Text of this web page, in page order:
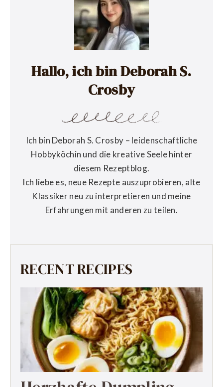
Hallo, ich bin Deborah S.
Crosby
Ich bin Deborah S. Crosby – leidenschaftliche
Hobbyköchin und die kreative Seele hinter
diesem Rezeptblog.
Ich liebe es, neue Rezepte auszuprobieren, alte
Klassiker neu zu interpretieren und meine
Erfahrungen mit anderen zu teilen.
RECENT RECIPES